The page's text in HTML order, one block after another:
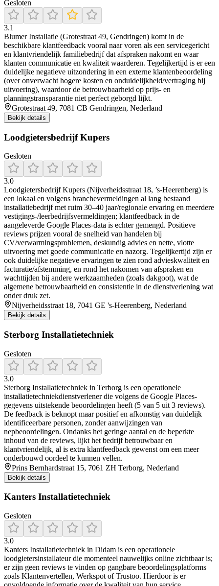
Gesloten
3.1
Blumer Installatie (Grotestraat 49, Gendringen) komt in de
beschikbare klantfeedback vooral naar voren als een servicegericht
en klantvriendelijk familiebedrijf dat afspraken nakomt en waar
klanten communicatie en kwaliteit waarderen. Tegelijkertijd is er een
duidelijke negatieve uitzondering in een externe klantenbeoordeling
(over onverwacht hogere kosten en onduidelijkheid/vertraging bij
uitvoering), waardoor de betrouwbaarheid op prijs- en
planningstransparantie niet perfect geborgd lijkt.
Grotestraat 49, 7081 CB Gendringen, Nederland
Bekijk details
Loodgietersbedrijf Kupers
Gesloten
3.0
Loodgietersbedrijf Kupers (Nijverheidsstraat 18, ’s-Heerenberg) is
een lokaal en volgens branchevermeldingen al lang bestaand
installatiebedrijf met ruim 30–40 jaar/regionale ervaring en meerdere
vestigings-/leerbedrijfsvermeldingen; klantfeedback in de
aangeleverde Google Places-data is echter gemengd. Positieve
reviews prijzen vooral de snelheid van handelen bij
CV/verwarmingsproblemen, deskundig advies en nette, vlotte
uitvoering met goede communicatie en nazorg. Tegelijkertijd zijn er
ook duidelijke negatieve ervaringen te zien rond advieskwaliteit en
facturatie/afstemming, en rond het nakomen van afspraken en
wachttijden bij andere werkzaamheden (zoals dakgoot), wat de
algemene betrouwbaarheid en consistentie in de dienstverlening wat
onder druk zet.
Nijverheidsstraat 18, 7041 GE 's-Heerenberg, Nederland
Bekijk details
Sterborg Installatietechniek
Gesloten
3.0
Sterborg Installatietechniek in Terborg is een operationele
installatietechniekdienstverlener die volgens de Google Places-
gegevens uitstekende beoordelingen heeft (5 van 5 uit 3 reviews).
De feedback is beknopt maar positief en afkomstig van duidelijk
identificeerbare personen, zonder aanwijzingen van
nepbeoordelingen. Ondanks het geringe aantal en de beperkte
inhoud van de reviews, lijkt het bedrijf betrouwbaar en
klantvriendelijk, al is extra klantfeedback gewenst om een meer
onderbouwd oordeel te kunnen vellen.
Prins Bernhardstraat 15, 7061 ZH Terborg, Nederland
Bekijk details
Kanters Installatietechniek
Gesloten
3.0
Kanters Installatietechniek in Didam is een operationele
loodgietersinstallateur die momenteel nauwelijks online zichtbaar is;
er zijn geen reviews te vinden op gangbare beoordelingsplatforms
zoals Klantenvertellen, Werkspot of Trustoo. Hierdoor is er